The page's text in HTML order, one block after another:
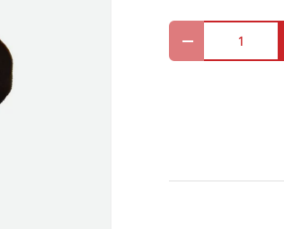
Menge verringern